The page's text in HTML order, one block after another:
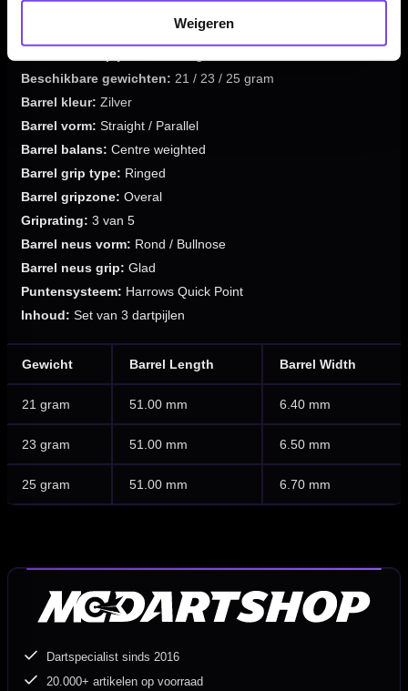
Weigeren
Serie:
Steeltip dartpijlen
Beschikbare gewichten: 21 / 23 / 25 gram
Barrel kleur: Zilver
Barrel vorm: Straight / Parallel
Barrel balans: Centre weighted
Barrel grip type: Ringed
Barrel gripzone: Overal
Griprating: 3 van 5
Barrel neus vorm: Rond / Bullnose
Barrel neus grip: Glad
Puntensysteem: Harrows Quick Point
Inhoud: Set van 3 dartpijlen
Gewicht Barrel Length Barrel Width
21 gram 51.00 mm 6.40 mm
23 gram 51.00 mm 6.50 mm
25 gram 51.00 mm 6.70 mm
Dartspecialist sinds 2016
20.000+ artikelen op voorraad